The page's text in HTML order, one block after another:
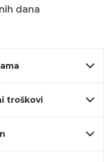
dana
troškovi